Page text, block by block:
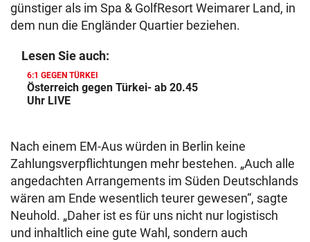
günstiger als im Spa & GolfResort Weimarer Land, in
dem nun die Engländer Quartier beziehen.
Lesen Sie auch:
6:1 GEGEN TÜRKEI
Österreich gegen Türkei- ab 20.45
Uhr LIVE
Nach einem EM-Aus würden in Berlin keine
Zahlungsverpflichtungen mehr bestehen. „Auch alle
angedachten Arrangements im Süden Deutschlands
wären am Ende wesentlich teurer gewesen“, sagte
Neuhold. „Daher ist es für uns nicht nur logistisch
und inhaltlich eine gute Wahl, sondern auch